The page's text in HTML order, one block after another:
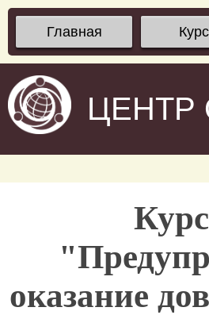
Главная
ЦЕНТР
оказание